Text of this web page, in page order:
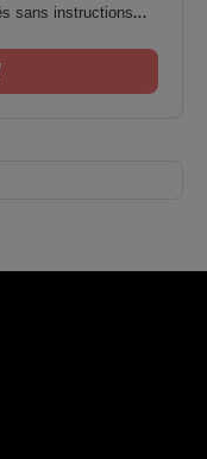
sans instructions
du personnel